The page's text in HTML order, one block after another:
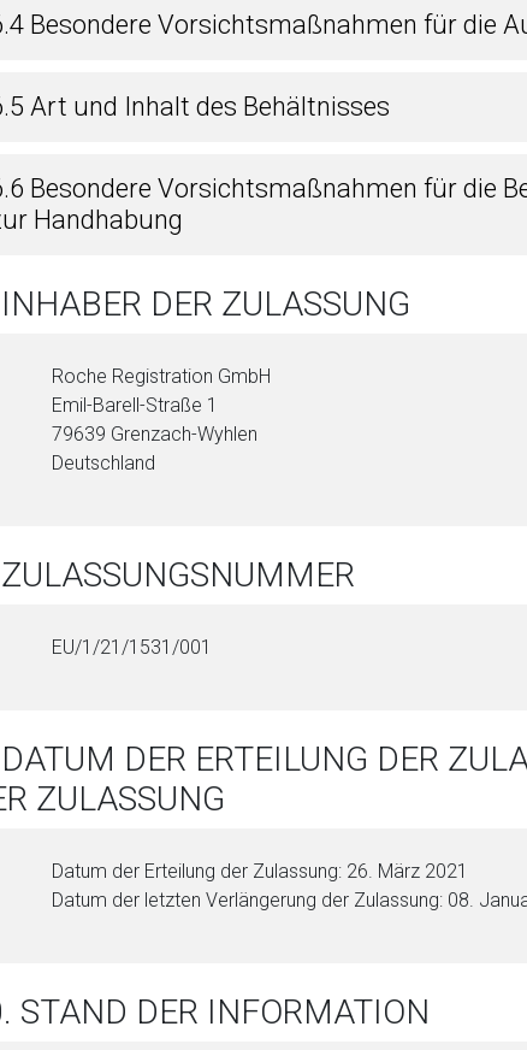
Besondere Vorsichtsmaßnahmen für die
Art und Inhalt des Behältnisses
Besondere Vorsichtsmaßnahmen für die
Handhabung
DER ZULASSUNG
Roche Registration GmbH
Emil-Barell-Straße 1
79639 Grenzach-Wyhlen
Deutschland
EU/1/21/1531/001
DER ERTEILUNG DER
ZULASSUNG
Datum der Erteilung der Zulassung: 26. März 2021
Datum der letzten Verlängerung der Zulassung: 08.
STAND DER INFORMATION